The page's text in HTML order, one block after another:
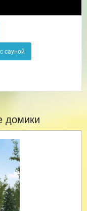
с сауной
домики